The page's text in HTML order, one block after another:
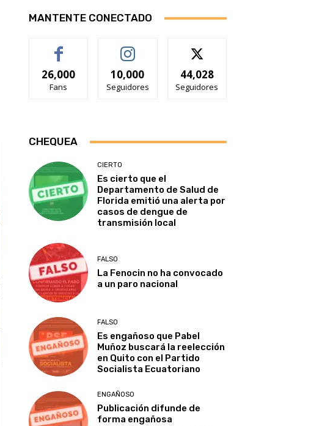
MANTENTE CONECTADO
26,000
Fans
10,000
Seguidores
44,028
Seguidores
CHEQUEA
CIERTO
Es cierto que el
Departamento de Salud de
Florida emitió una alerta por
casos de dengue de
transmisión local
FALSO
La Fenocin no ha convocado
a un paro nacional
FALSO
Es engañoso que Pabel
Muñoz buscará la reelección
en Quito con el Partido
Socialista Ecuatoriano
ENGAÑOSO
Publicación difunde de
forma engañosa